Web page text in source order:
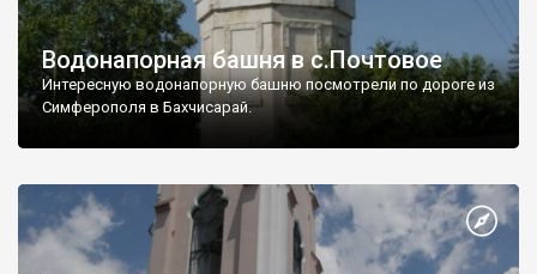
Водонапорная башня в с.Почтовое
Интересную водонапорную башню посмотрели по дороге из
Симферополя в Бахчисарай.